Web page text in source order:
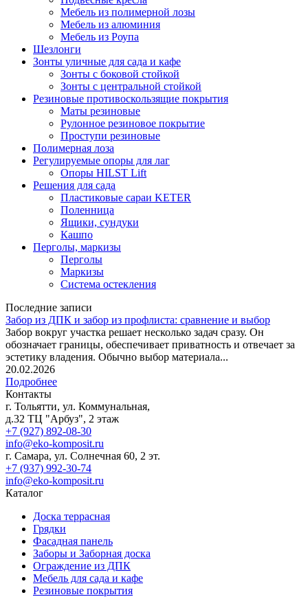
Мебель из полимерной лозы
Мебель из алюминия
Мебель из Роупа
Шезлонги
Зонты уличные для сада и кафе
Зонты с боковой стойкой
Зонты с центральной стойкой
Резиновые противоскользящие покрытия
Маты резиновые
Рулонное резиновое покрытие
Проступи резиновые
Полимерная лоза
Регулируемые опоры для лаг
Опоры HILST Lift
Решения для сада
Пластиковые сараи KETER
Поленница
Ящики, сундуки
Кашпо
Перголы, маркизы
Перголы
Маркизы
Система остекления
Последние записи
Забор из ДПК и забор из профлиста: сравнение и выбор
Забор вокруг участка решает несколько задач сразу. Он
обозначает границы, обеспечивает приватность и отвечает за
эстетику владения. Обычно выбор материала...
20.02.2026
Подробнее
Контакты
г. Тольятти, ул. Коммунальная,
д.32 ТЦ "Арбуз", 2 этаж
+7 (927) 892-08-30
info@eko-komposit.ru
г. Самара, ул. Солнечная 60, 2 эт.
+7 (937) 992-30-74
info@eko-komposit.ru
Каталог
Доска террасная
Грядки
Фасадная панель
Заборы и Заборная доска
Ограждение из ДПК
Мебель для сада и кафе
Резиновые покрытия